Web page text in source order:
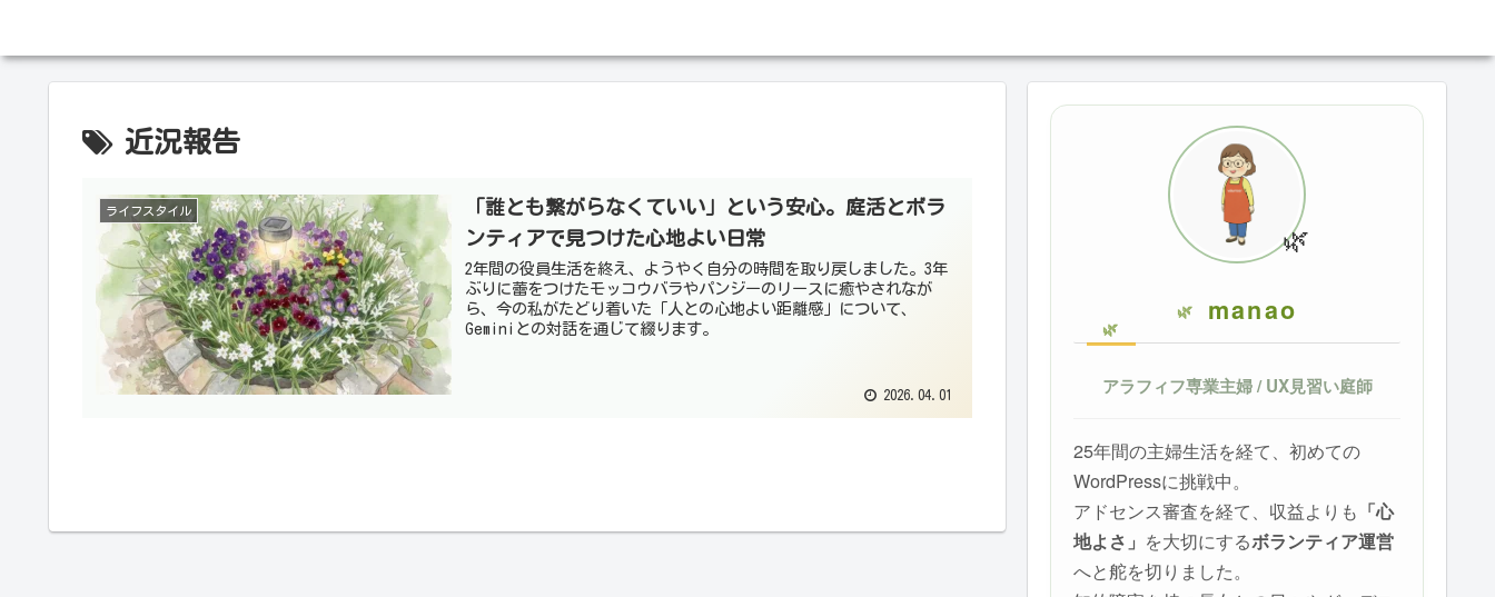
近況報告
ライフスタイル
「誰とも繋がらなくていい」という安心。庭活とボラ
ンティアで見つけた心地よい日常
2年間の役員生活を終え、ようやく自分の時間を取り戻しました。3年
ぶりに蕾をつけたモッコウバラやパンジーのリースに癒やされなが
ら、今の私がたどり着いた「人との心地よい距離感」について、
Geminiとの対話を通じて綴ります。
2026.04.01
🌿
manao
アラフィフ専業主婦 / UX見習い庭師
25年間の主婦生活を経て、初めての
WordPressに挑戦中。
アドセンス審査を経て、収益よりも 「心
地よさ」 を大切にするボランティア運営
へと舵を切りました。